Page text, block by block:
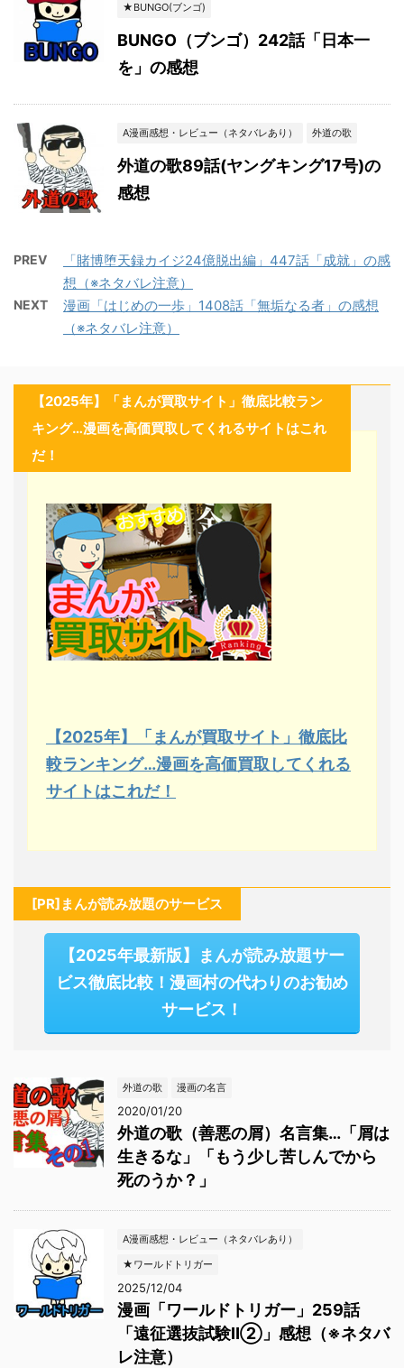
★BUNGO(ブンゴ)
BUNGO（ブンゴ）242話「日本一
を」の感想
A漫画感想・レビュー（ネタバレあり） 外道の歌
外道の歌89話(ヤングキング17号)の
感想
PREV
「賭博堕天録カイジ24億脱出編」447話「成就」の感
想（※ネタバレ注意）
NEXT
漫画「はじめの一歩」1408話「無垢なる者」の感想
（※ネタバレ注意）
【2025年】「まんが買取サイト」徹底比較ラン
キング…漫画を高価買取してくれるサイトはこれ
だ！
【2025年】「まんが買取サイト」徹底比
較ランキング…漫画を高価買取してくれる
サイトはこれだ！
[PR]まんが読み放題のサービス
【2025年最新版】まんが読み放題サー
ビス徹底比較！漫画村の代わりのお勧め
サービス！
外道の歌 漫画の名言
2020/01/20
外道の歌（善悪の屑）名言集…「屑は
生きるな」「もう少し苦しんでから
死のうか？」
A漫画感想・レビュー（ネタバレあり）
★ワールドトリガー
2025/12/04
漫画「ワールドトリガー」259話
「遠征選抜試験Ⅱ②」感想（※ネタバ
レ注意）